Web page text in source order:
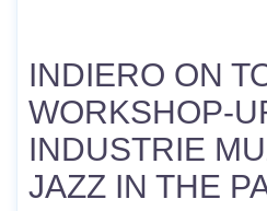
INDIERO ON
WORKSHOP-
INDUSTRIE
JAZZ IN THE